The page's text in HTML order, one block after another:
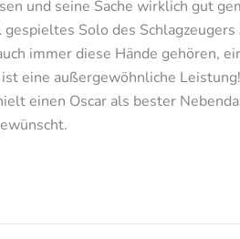
und seine Sache wirklich gut
Solo des
immer diese Hände gehören,
eine außergewöhnliche
einen Oscar als bester